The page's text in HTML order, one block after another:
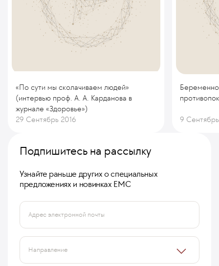
«По сути мы сколачиваем людей»
(интервью проф. А. А. Карданова в
журнале «Здоровье»)
29 Сентябрь 2016
9
Подпишитесь на рассылку
Узнайте раньше других о специальных
предложениях и новинках ЕМС
Адрес электронной почты
Направление